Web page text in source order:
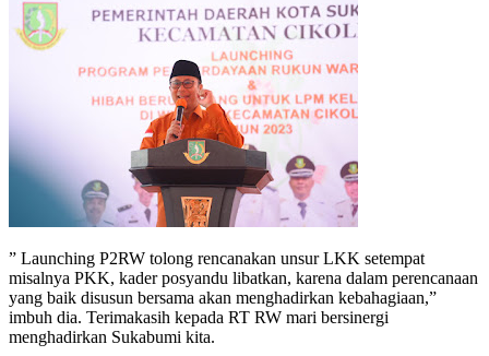
” Launching P2RW tolong rencanakan unsur LKK setempat
misalnya PKK, kader posyandu libatkan, karena dalam perencanaan
yang baik disusun bersama akan menghadirkan kebahagiaan,”
imbuh dia. Terimakasih kepada RT RW mari bersinergi
menghadirkan Sukabumi kita.